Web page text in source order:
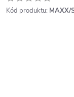
Kód produktu: MAXX/